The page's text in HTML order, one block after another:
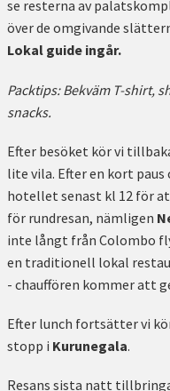
se resterna av
över de omgivande
Lokal guide ingår.
Packtips: Bekväm T-shirt,
snacks.
Efter besöket kör vi
lite vila. Efter en kort paus
hotellet senast kl 12 för
för rundresan, nämligen
inte långt från Colombo
en traditionell lokal
- chauffören kommer att
Efter lunch fortsätter vi
stopp i Kurunegala.
Resans sista natt